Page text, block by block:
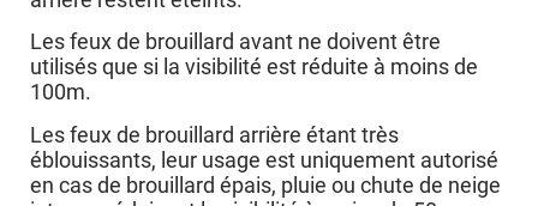
Les feux de brouillard avant ne doivent être
utilisés que si la visibilité est réduite à moins de
100m.
Les feux de brouillard arrière étant très
éblouissants, leur usage est uniquement autorisé
en cas de brouillard épais, pluie ou chute de neige